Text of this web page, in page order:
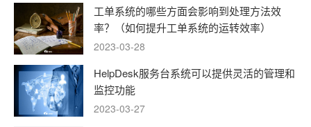
工单系统的哪些方面会影响到处理方法效
率？（如何提升工单系统的运转效率）
2023-03-28
HelpDesk服务台系统可以提供灵活的管理和
监控功能
2023-03-27